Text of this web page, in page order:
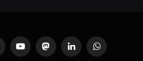
YouTubeMastodonLinkedInWhatsApp